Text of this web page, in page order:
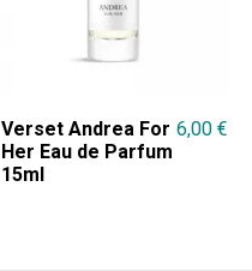
Verset Andrea For
Her Eau de Parfum
15ml
6,00 €